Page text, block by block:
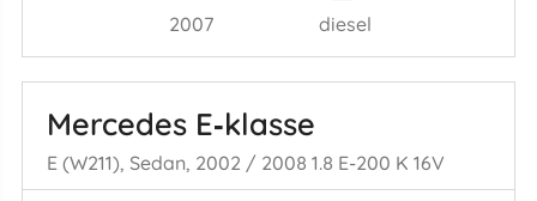
2007 diesel
Mercedes E‑klasse
E (W211), Sedan, 2002 / 2008 1.8 E-200 K 16V